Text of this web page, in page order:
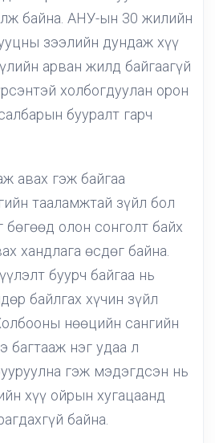
байна. АНУ-ын 30 жилийн
зээлийн дундаж хүү
арван жилд байгаагүй
холбогдуулан орон
бууралт гарч
авах гэж байгаа
тааламжтай зүйл бол
бөгөөд олон сонголт байх
хандлага өсдөг байна.
буурч байгаа нь
байлгах хүчин зүйл
нөөцийн сангийн
багтааж нэг удаа л
гэж мэдэгдсэн нь
хүү ойрын хугацаанд
байна.